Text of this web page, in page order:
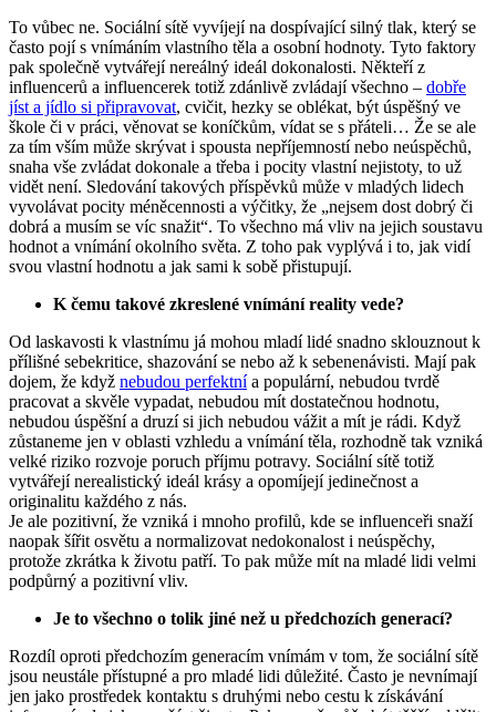
To vůbec ne. Sociální sítě vyvíjejí na dospívající silný tlak, který se
často pojí s vnímáním vlastního těla a osobní hodnoty. Tyto faktory
pak společně vytvářejí nereálný ideál dokonalosti. Někteří z
influencerů a influencerek totiž zdánlivě zvládají všechno – dobře
jíst a jídlo si připravovat, cvičit, hezky se oblékat, být úspěšný ve
škole či v práci, věnovat se koníčkům, vídat se s přáteli… Že se ale
za tím vším může skrývat i spousta nepříjemností nebo neúspěchů,
snaha vše zvládat dokonale a třeba i pocity vlastní nejistoty, to už
vidět není. Sledování takových příspěvků může v mladých lidech
vyvolávat pocity méněcennosti a výčitky, že „nejsem dost dobrý či
dobrá a musím se víc snažit“. To všechno má vliv na jejich soustavu
hodnot a vnímání okolního světa. Z toho pak vyplývá i to, jak vidí
svou vlastní hodnotu a jak sami k sobě přistupují.
K čemu takové zkreslené vnímání reality vede?
Od laskavosti k vlastnímu já mohou mladí lidé snadno sklouznout k
přílišné sebekritice, shazování se nebo až k sebenenávisti. Mají pak
dojem, že když nebudou perfektnía populární, nebudou tvrdě
pracovat a skvěle vypadat, nebudou mít dostatečnou hodnotu,
nebudou úspěšní a druzí si jich nebudou vážit a mít je rádi. Když
zůstaneme jen v oblasti vzhledu a vnímání těla, rozhodně tak vzniká
velké riziko rozvoje poruch příjmu potravy. Sociální sítě totiž
vytvářejí nerealistický ideál krásy a opomíjejí jedinečnost a
originalitu každého z nás.
Je ale pozitivní, že vzniká i mnoho profilů, kde se influenceři snaží
naopak šířit osvětu a normalizovat nedokonalost i neúspěchy,
protože zkrátka k životu patří. To pak může mít na mladé lidi velmi
podpůrný a pozitivní vliv.
Je to všechno o tolik jiné než u předchozích generací?
Rozdíl oproti předchozím generacím vnímám v tom, že sociální sítě
jsou neustále přístupné a pro mladé lidi důležité. Často je nevnímají
jen jako prostředek kontaktu s druhými nebo cestu k získávání